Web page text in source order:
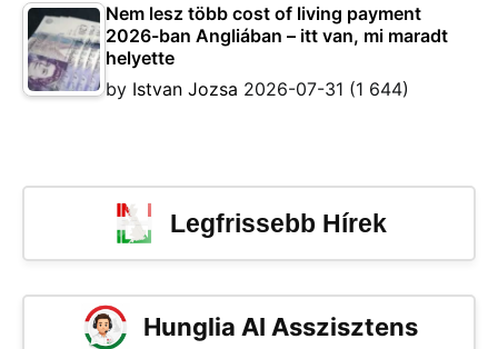
Nem lesz több cost of living payment
2026-ban Angliában – itt van, mi maradt
helyette
by Istvan Jozsa 2026-07-31 (1 644)
Legfrissebb Hírek
Hunglia AI Asszisztens